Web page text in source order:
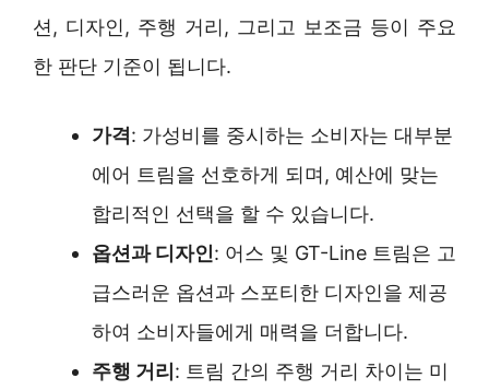
션, 디자인, 주행 거리, 그리고 보조금 등이 주요
한 판단 기준이 됩니다.
가격: 가성비를 중시하는 소비자는 대부분
에어 트림을 선호하게 되며, 예산에 맞는
합리적인 선택을 할 수 있습니다.
옵션과 디자인: 어스 및 GT-Line 트림은 고
급스러운 옵션과 스포티한 디자인을 제공
하여 소비자들에게 매력을 더합니다.
주행 거리: 트림 간의 주행 거리 차이는 미